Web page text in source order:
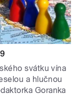
svátku vína
a hlučnou
Goranka